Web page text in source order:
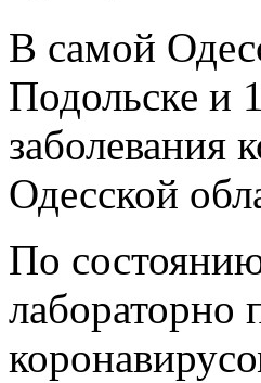
В самой
Подольске и
заболевания
Одесской
По
лабораторно